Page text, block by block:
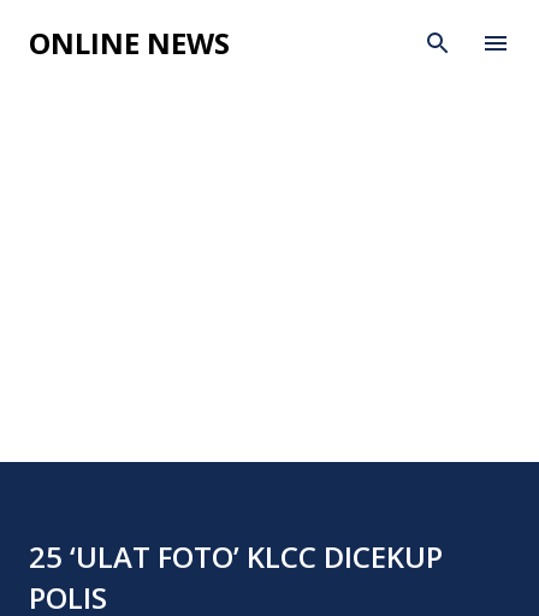
Skip to main content
ONLINE NEWS
25 ‘ULAT FOTO’ KLCC DICEKUP
POLIS